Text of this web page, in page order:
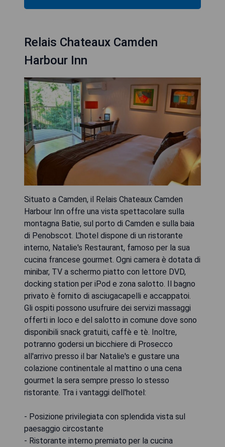
Relais Chateaux Camden
Harbour Inn
Situato a Camden, il Relais Chateaux Camden
Harbour Inn offre una vista spettacolare sulla
montagna Batie, sul porto di Camden e sulla baia
di Penobscot. L'hotel dispone di un ristorante
interno, Natalie's Restaurant, famoso per la sua
cucina francese gourmet. Ogni camera è dotata di
minibar, TV a schermo piatto con lettore DVD,
docking station per iPod e zona salotto. Il bagno
privato è fornito di asciugacapelli e accappatoi.
Gli ospiti possono usufruire dei servizi massaggi
offerti in loco e del salotto in comune dove sono
disponibili snack gratuiti, caffè e tè. Inoltre,
potranno godersi un bicchiere di Prosecco
all'arrivo presso il bar Natalie's e gustare una
colazione continentale al mattino o una cena
gourmet la sera sempre presso lo stesso
ristorante. Tra i vantaggi dell'hotel:
- Posizione privilegiata con splendida vista sul
paesaggio circostante
- Ristorante interno premiato per la cucina